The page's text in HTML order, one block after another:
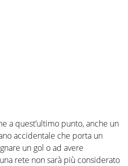
a quest’ultimo punto, anche un
accidentale che porta un
un gol o ad avere
rete non sarà più considerato